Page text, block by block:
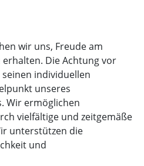
wir uns, Freude am
erhalten. Die Achtung vor
individuellen
unseres
Wir ermöglichen
vielfältige und zeitgemäße
unterstützen die
und